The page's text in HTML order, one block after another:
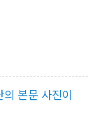
본문 사진이